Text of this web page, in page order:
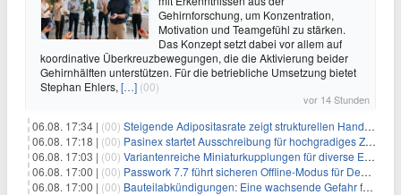
Gehirnforschung, um Konzentration,
Motivation und Teamgefühl zu stärken.
Das Konzept setzt dabei vor allem auf
koordinative Überkreuzbewegungen, die die Aktivierung beider
Gehirnhälften unterstützen. Für die betriebliche Umsetzung bietet
Stephan Ehlers, […] (00)
vor 14 Stunden
06.08. 17:34 | (00) Steigende Adipositasrate zeigt strukturellen Handlungsbedarf bei der Ernährung schulpflichtiger Kinder
06.08. 17:18 | (00) Pasinex startet Ausschreibung für hochgradiges Zinksulfidkonzentrat mit Germanium- und Silbergehalten und stellt ein Betriebsupdate bereit
06.08. 17:03 | (00) Variantenreiche Miniaturkupplungen für diverse Einsatzbereiche
06.08. 17:00 | (00) Passwork 7.7 führt sicheren Offline-Modus für Desktop- und Mobile-Apps ein
06.08. 17:00 | (00) Bauteilabkündigungen: Eine wachsende Gefahr für industrielle Elektroniksysteme